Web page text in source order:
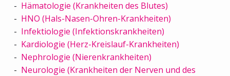
Hämatologie (Krankheiten des Blutes)
HNO (Hals-Nasen-Ohren-Krankheiten)
Infektiologie (Infektionskrankheiten)
Kardiologie (Herz-Kreislauf-Krankheiten)
Nephrologie (Nierenkrankheiten)
Neurologie (Krankheiten der Nerven und des